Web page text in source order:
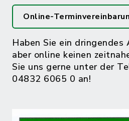
Online-
Haben Sie ein dringendes
aber online keinen
Sie uns gerne unter der
04832 6065 0 an!